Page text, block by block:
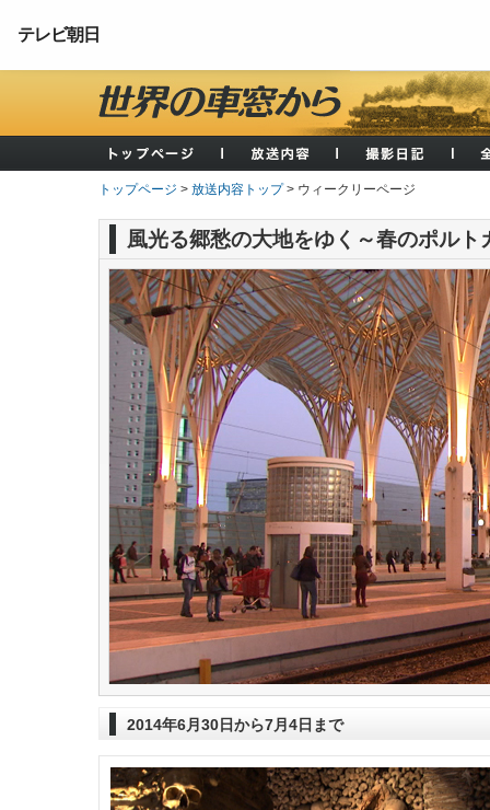
テレビ朝日
トップページ > 放送内容トップ> ウィークリーページ
風光る郷愁の大地をゆく～春のポルト
2014年6月30日から7月4日まで